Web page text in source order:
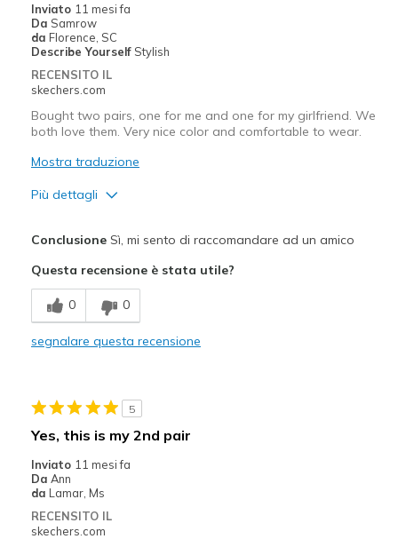
Width
Sizing
Feels true to size
View On Shoes
Inviato 11 mesi fa
Da Samrow
da Florence, SC
Describe Yourself Stylish
RECENSITO IL
skechers.com
Bought two pairs, one for me and one for my girlfriend. We
both love them. Very nice color and comfortable to wear.
Mostra traduzione
Più dettagli
Breathe Well
Comfortable
Special Occasions
Width
Sizing
View On Shoes
ConclusioneSì, mi sento di raccomandare ad un amico
Questa recensione è stata utile?
0 0
segnalare questa recensione
5
Yes, this is my 2nd pair
Inviato 11 mesi fa
Da Ann
da Lamar, Ms
RECENSITO IL
skechers.com